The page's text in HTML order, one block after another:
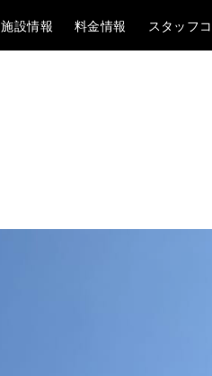
施設情報 料金情報 スタッフ